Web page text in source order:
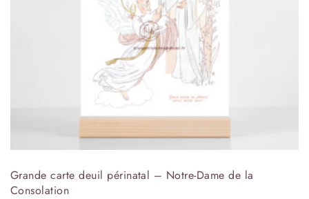
Grande carte deuil périnatal – Notre-Dame de la
Consolation